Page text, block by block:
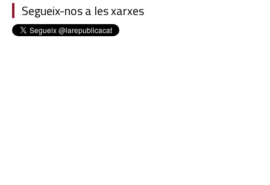
Segueix-nos a les xarxes